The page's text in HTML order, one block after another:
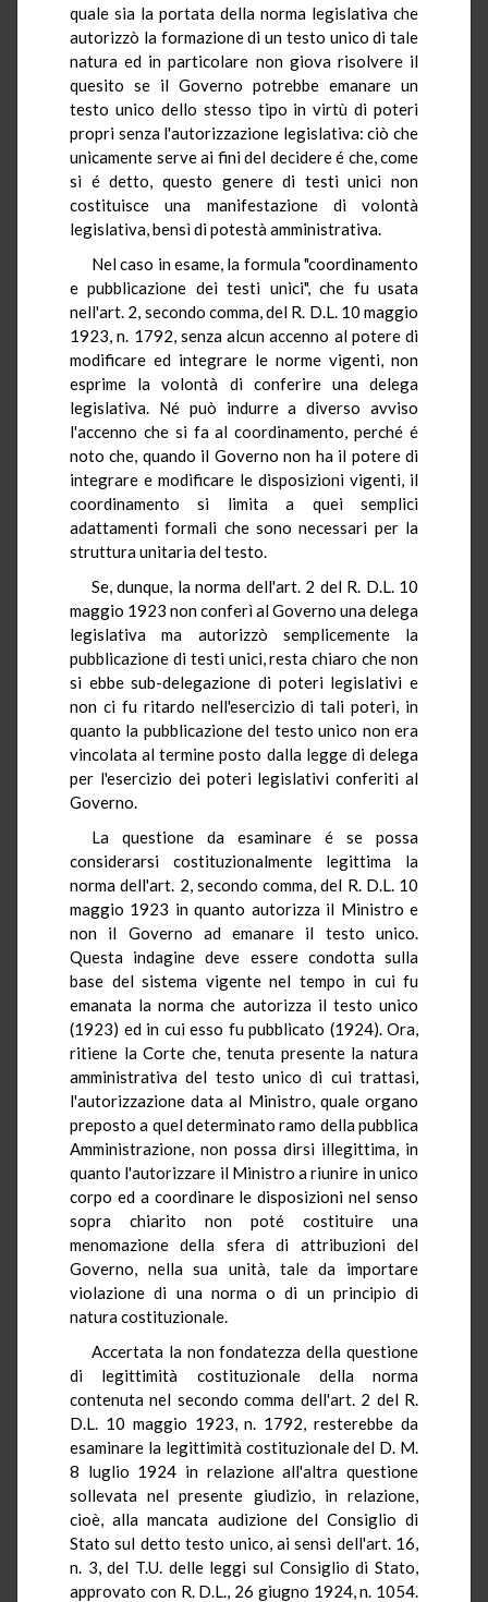
quale sia la portata della norma legislativa che
autorizzò la formazione di un testo unico di tale
natura ed in particolare non giova risolvere il
quesito se il Governo potrebbe emanare un
testo unico dello stesso tipo in virtù di poteri
propri senza l'autorizzazione legislativa: ciò che
unicamente serve ai fini del decidere é che, come
si é detto, questo genere di testi unici non
costituisce una manifestazione di volontà
legislativa, bensì di potestà amministrativa.
Nel caso in esame, la formula "coordinamento
e pubblicazione dei testi unici", che fu usata
nell'art. 2, secondo comma, del R. D.L. 10 maggio
1923, n. 1792, senza alcun accenno al potere di
modificare ed integrare le norme vigenti, non
esprime la volontà di conferire una delega
legislativa. Né può indurre a diverso avviso
l'accenno che si fa al coordinamento, perché é
noto che, quando il Governo non ha il potere di
integrare e modificare le disposizioni vigenti, il
coordinamento si limita a quei semplici
adattamenti formali che sono necessari per la
struttura unitaria del testo.
Se, dunque, la norma dell'art. 2 del R. D.L. 10
maggio 1923 non conferì al Governo una delega
legislativa ma autorizzò semplicemente la
pubblicazione di testi unici, resta chiaro che non
si ebbe sub-delegazione di poteri legislativi e
non ci fu ritardo nell'esercizio di tali poteri, in
quanto la pubblicazione del testo unico non era
vincolata al termine posto dalla legge di delega
per l'esercizio dei poteri legislativi conferiti al
Governo.
La questione da esaminare é se possa
considerarsi costituzionalmente legittima la
norma dell'art. 2, secondo comma, del R. D.L. 10
maggio 1923 in quanto autorizza il Ministro e
non il Governo ad emanare il testo unico.
Questa indagine deve essere condotta sulla
base del sistema vigente nel tempo in cui fu
emanata la norma che autorizza il testo unico
(1923) ed in cui esso fu pubblicato (1924). Ora,
ritiene la Corte che, tenuta presente la natura
amministrativa del testo unico di cui trattasi,
l'autorizzazione data al Ministro, quale organo
preposto a quel determinato ramo della pubblica
Amministrazione, non possa dirsi illegittima, in
quanto l'autorizzare il Ministro a riunire in unico
corpo ed a coordinare le disposizioni nel senso
sopra chiarito non poté costituire una
menomazione della sfera di attribuzioni del
Governo, nella sua unità, tale da importare
violazione di una norma o di un principio di
natura costituzionale.
Accertata la non fondatezza della questione
di legittimità costituzionale della norma
contenuta nel secondo comma dell'art. 2 del R.
D.L. 10 maggio 1923, n. 1792, resterebbe da
esaminare la legittimità costituzionale del D. M.
8 luglio 1924 in relazione all'altra questione
sollevata nel presente giudizio, in relazione,
cioè, alla mancata audizione del Consiglio di
Stato sul detto testo unico, ai sensi dell'art. 16,
n. 3, del T.U. delle leggi sul Consiglio di Stato,
approvato con R. D.L., 26 giugno 1924, n. 1054.